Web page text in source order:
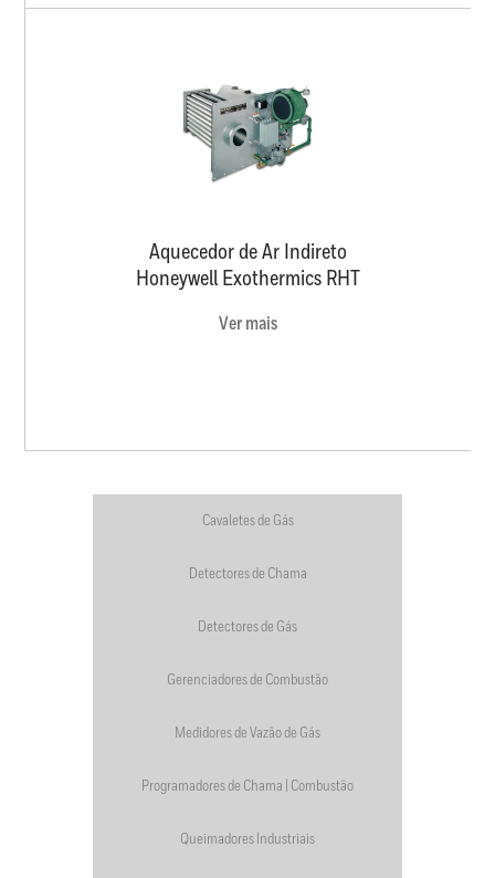
Aquecedor de Ar Indireto
Honeywell Exothermics RHT
Ver mais
Cavaletes de Gás
Detectores de Chama
Detectores de Gás
Gerenciadores de Combustão
Medidores de Vazão de Gás
Programadores de Chama | Combustão
Queimadores Industriais